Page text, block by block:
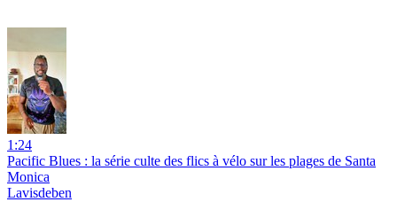
1:24
Pacific Blues : la série culte des flics à vélo sur les plages de Santa
Monica
Lavisdeben